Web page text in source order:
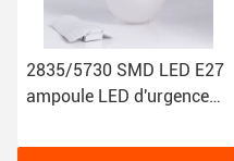
2835/5730 SMD LED E27
ampoule LED d'urgence
lithium